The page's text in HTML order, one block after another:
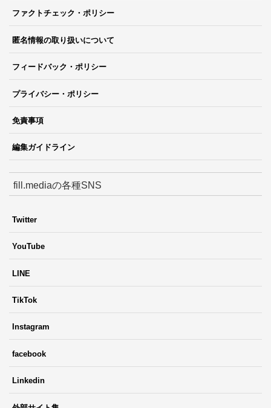
ファクトチェック・ポリシー
匿名情報の取り扱いについて
フィードバック・ポリシー
プライバシー・ポリシー
免責事項
編集ガイドライン
fill.mediaの各種SNS
Twitter
YouTube
LINE
TikTok
Instagram
facebook
Linkedin